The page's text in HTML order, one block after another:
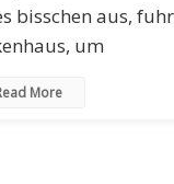
bisschen aus,
um
More